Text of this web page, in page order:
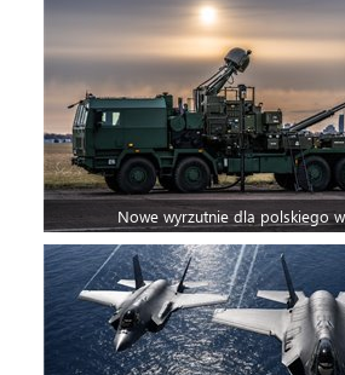
Nowe wyrzutnie dla polskiego